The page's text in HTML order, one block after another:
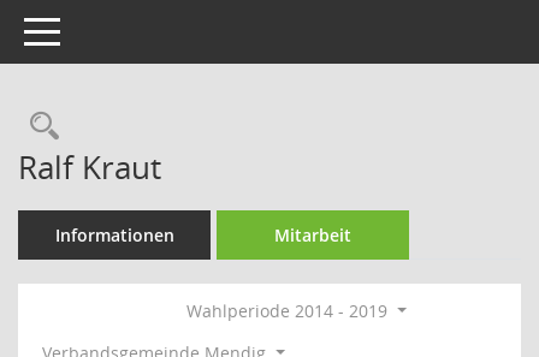
Toggle navigation
Rechercheauswahl
Ralf Kraut
Informationen Mitarbeit
Wahlperiode 2014 - 2019